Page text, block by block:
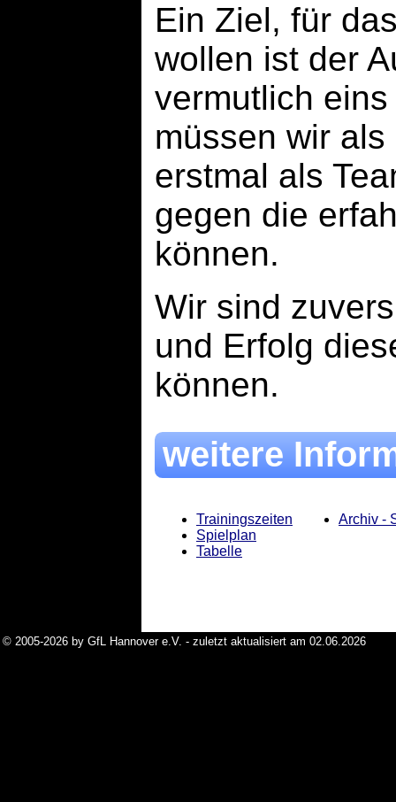
Ein Ziel, für
wollen ist der
vermutlich
müssen wir
erstmal als
gegen die
können.
Wir sind
und Erfolg
können.
weitere
Trainingszeiten
Spielplan
Tabelle
Archiv -
© 2005-2026 by GfL Hannover e.V. - zuletzt aktualisiert am 02.06.2026